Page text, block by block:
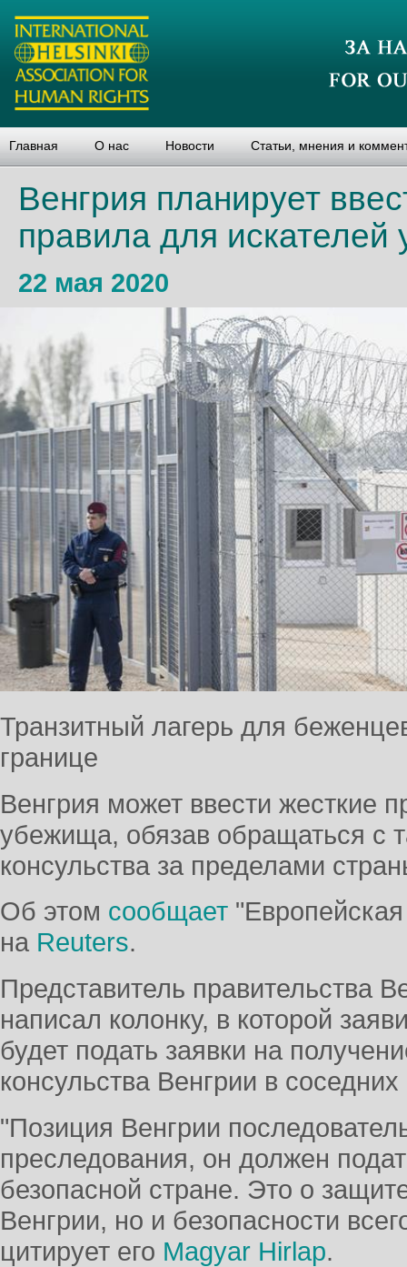
Главная О нас Новости Статьи, мнения и
Венгрия планирует
правила для
22 мая 2020
Транзитный лагерь для
границе
Венгрия может ввести жесткие
убежища, обязав обращаться с
консульства за пределами
Об этом сообщает
на Reuters.
Представитель правительства
написал колонку, в которой
будет подать заявки на
консульства Венгрии в соседних
"Позиция Венгрии
преследования, он должен
безопасной стране. Это о
Венгрии, но и безопасности
цитирует его Magyar Hirlap.